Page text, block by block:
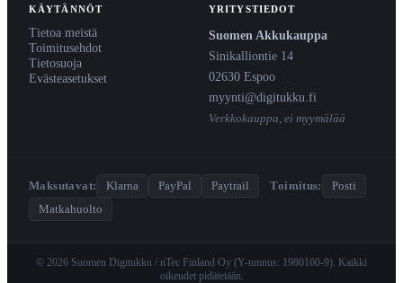
KÄYTÄNNÖT
Tietoa meistä
Toimitusehdot
Tietosuoja
Evästeasetukset
YRITYSTIEDOT
Suomen Akkukauppa
Sinikalliontie 14
02630 Espoo
myynti@digitukku.fi
Verkkokauppa, ei myymälää
Maksutavat: Klarna PayPal Paytrail · Toimitus:
Posti
Matkahuolto
© 2026 Suomen Digitukku / nTec Finland Oy (Y-tunnus: 1980160-9). Kaikki
oikeudet pidätetään.